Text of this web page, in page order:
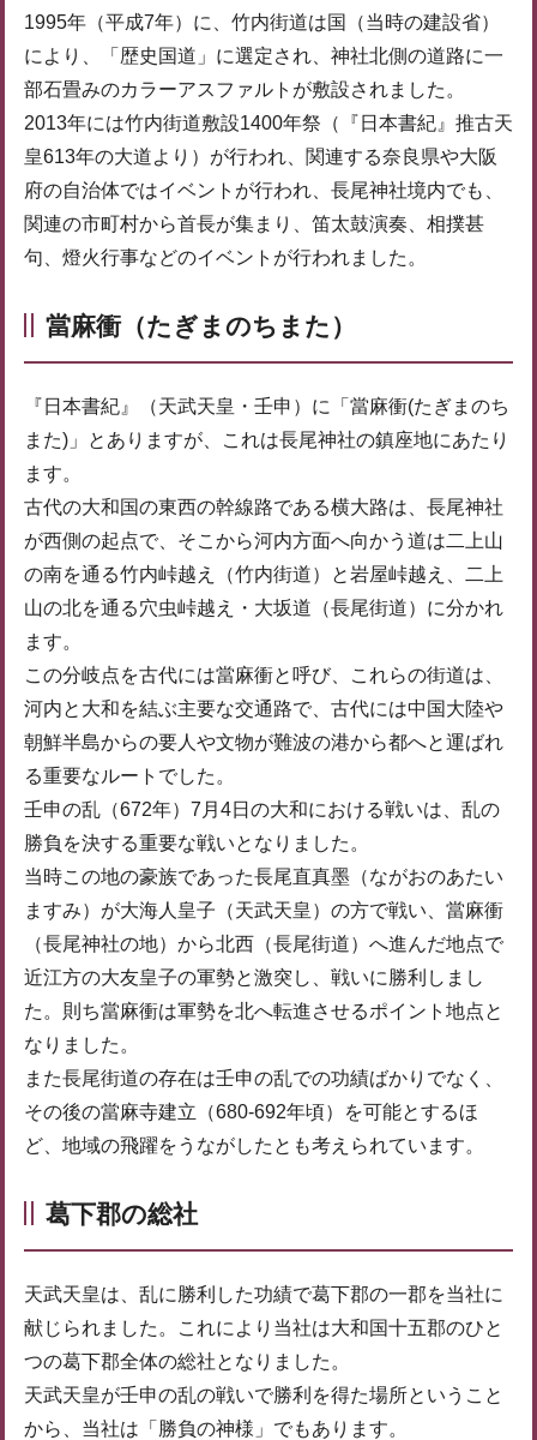
1995年（平成7年）に、竹内街道は国（当時の建設省）
により、「歴史国道」に選定され、神社北側の道路に一
部石畳みのカラーアスファルトが敷設されました。
2013年には竹内街道敷設1400年祭（『日本書紀』推古天
皇613年の大道より）が行われ、関連する奈良県や大阪
府の自治体ではイベントが行われ、長尾神社境内でも、
関連の市町村から首長が集まり、笛太鼓演奏、相撲甚
句、燈火行事などのイベントが行われました。
當麻衝（たぎまのちまた）
『日本書紀』（天武天皇・壬申）に「當麻衝(たぎまのち
また)」とありますが、これは長尾神社の鎮座地にあたり
ます。
古代の大和国の東西の幹線路である横大路は、長尾神社
が西側の起点で、そこから河内方面へ向かう道は二上山
の南を通る竹内峠越え（竹内街道）と岩屋峠越え、二上
山の北を通る穴虫峠越え・大坂道（長尾街道）に分かれ
ます。
この分岐点を古代には當麻衝と呼び、これらの街道は、
河内と大和を結ぶ主要な交通路で、古代には中国大陸や
朝鮮半島からの要人や文物が難波の港から都へと運ばれ
る重要なルートでした。
壬申の乱（672年）7月4日の大和における戦いは、乱の
勝負を決する重要な戦いとなりました。
当時この地の豪族であった長尾直真墨（ながおのあたい
ますみ）が大海人皇子（天武天皇）の方で戦い、當麻衝
（長尾神社の地）から北西（長尾街道）へ進んだ地点で
近江方の大友皇子の軍勢と激突し、戦いに勝利しまし
た。則ち當麻衝は軍勢を北へ転進させるポイント地点と
なりました。
また長尾街道の存在は壬申の乱での功績ばかりでなく、
その後の當麻寺建立（680-692年頃）を可能とするほ
ど、地域の飛躍をうながしたとも考えられています。
葛下郡の総社
天武天皇は、乱に勝利した功績で葛下郡の一郡を当社に
献じられました。これにより当社は大和国十五郡のひと
つの葛下郡全体の総社となりました。
天武天皇が壬申の乱の戦いで勝利を得た場所ということ
から、当社は「勝負の神様」でもあります。